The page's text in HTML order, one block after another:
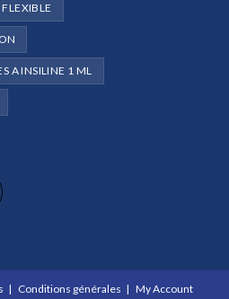
A INSILINE 1 ML
Conditions générales My Account